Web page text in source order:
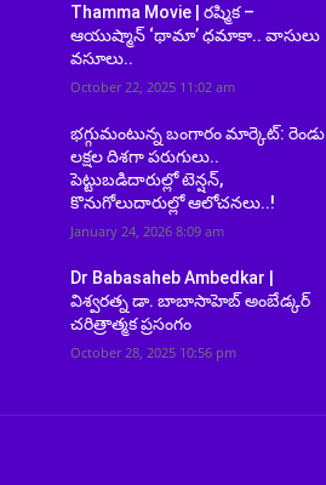
Thamma Movie | రష్మిక –
ఆయుష్మాన్ ‘థామా’ ధమాకా.. వాసులు
వసూలు..
October 22, 2025 11:02 am
భగ్గుమంటున్న బంగారం మార్కెట్‌: రెండు
లక్షల దిశగా పరుగులు..
పెట్టుబడిదారుల్లో టెన్షన్,
కొనుగోలుదారుల్లో ఆలోచనలు..!
January 24, 2026 8:09 am
Dr Babasaheb Ambedkar |
విశ్వరత్న డా. బాబాసాహెబ్ అంబేడ్కర్
చరిత్రాత్మక ప్రసంగం
October 28, 2025 10:56 pm